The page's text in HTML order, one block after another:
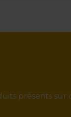
présents sur